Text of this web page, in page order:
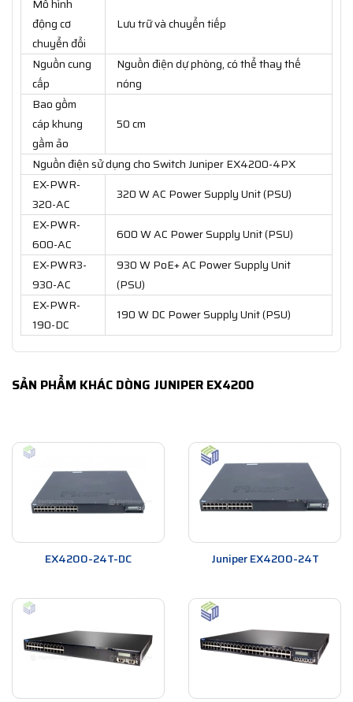
Mô hình
động cơ
chuyển đổi
Lưu trữ và chuyển tiếp
Nguồn cung
cấp
Nguồn điện dự phòng, có thể thay thế
nóng
Bao gồm
cáp khung
gầm ảo
50 cm
Nguồn điện sử dụng cho Switch Juniper EX4200-4PX
EX-PWR-
320-AC
320 W AC Power Supply Unit (PSU)
EX-PWR-
600-AC
600 W AC Power Supply Unit (PSU)
EX-PWR3-
930-AC
930 W PoE+ AC Power Supply Unit
(PSU)
EX-PWR-
190-DC
190 W DC Power Supply Unit (PSU)
SẢN PHẨM KHÁC DÒNG JUNIPER EX4200
EX4200-24T-DC Juniper EX4200-24T